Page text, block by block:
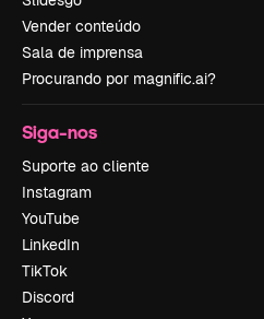
Vender conteúdo
Sala de imprensa
Procurando por magnific.ai?
Siga-nos
Suporte ao cliente
Instagram
YouTube
LinkedIn
TikTok
Discord